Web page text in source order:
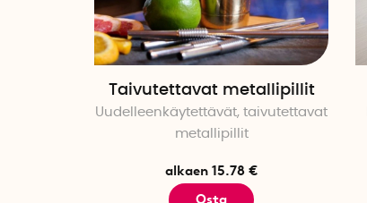
Taivutettavat metallipillit
Uudelleenkäytettävät, taivutettavat
metallipillit
alkaen 15.78 €
Osta